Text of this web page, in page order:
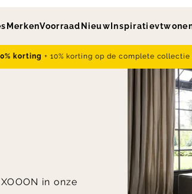
MerkenVoorraad Nieuw Inspiratie
korting + 10% korting op de complete
in onze